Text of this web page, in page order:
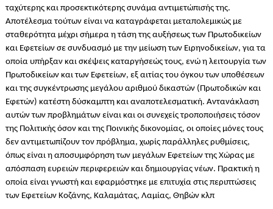
ταχύτερης και προσεκτικότερης συνάμα αντιμετώπισής της.
Αποτέλεσμα τούτων είναι να καταγράφεται μεταπολεμικώς με
σταθερότητα μέχρι σήμερα η τάση της αυξήσεως των Πρωτοδικείων
και Εφετείων σε συνδυασμό με την μείωση των Ειρηνοδικείων, για τα
οποία υπήρξαν και σκέψεις καταργήσεώς τους, ενώ η λειτουργία των
Πρωτοδικείων και των Εφετείων, εξ αιτίας του όγκου των υποθέσεων
και της συγκέντρωσης μεγάλου αριθμού δικαστών (Πρωτοδικών και
Εφετών) κατέστη δύσκαμπτη και αναποτελεσματική. Αντανάκλαση
αυτών των προβλημάτων είναι και οι συνεχείς τροποποιήσεις τόσον
της Πολιτικής όσον και της Ποινικής δικονομίας, οι οποίες μόνες τους
δεν αντιμετωπίζουν τον πρόβλημα, χωρίς παράλληλες ρυθμίσεις,
όπως είναι η αποσυμφόρηση των μεγάλων Εφετείων της Χώρας με
απόσπαση ευρειών περιφερειών και δημιουργίας νέων. Πρακτική η
οποία είναι γνωστή και εφαρμόστηκε με επιτυχία στις περιπτώσεις
των Εφετείων Κοζάνης, Καλαμάτας, Λαμίας, Θηβών κλπ